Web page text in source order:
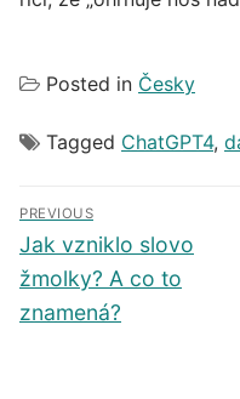
Posted in Česky
Tagged ChatGPT4,
Navigace
pro
příspěvek
PREVIOUS
Předchozí
příspěvek
Jak vzniklo slovo
žmolky? A co to
znamená?